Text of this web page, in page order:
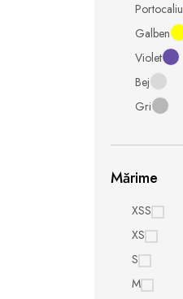
Portocaliu
Galben
Violet
Bej
Gri
Mărime
XSS
XS
S
M